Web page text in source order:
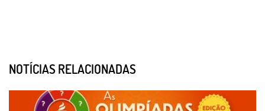
NOTÍCIAS RELACIONADAS